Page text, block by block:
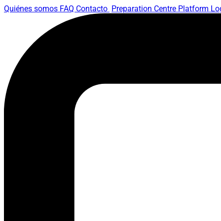
Quiénes somos FAQ Contacto Preparation Centre Platform